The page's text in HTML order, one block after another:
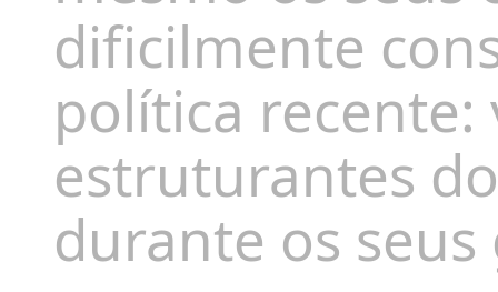
dificilmente
política
estruturantes
durante os